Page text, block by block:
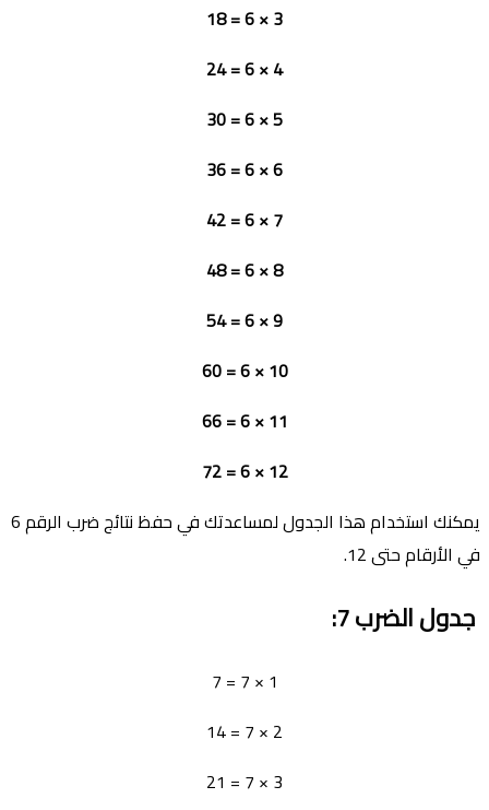
3 × 6 = 18
4 × 6 = 24
5 × 6 = 30
6 × 6 = 36
7 × 6 = 42
8 × 6 = 48
9 × 6 = 54
10 × 6 = 60
11 × 6 = 66
12 × 6 = 72
يمكنك استخدام هذا الجدول لمساعدتك في حفظ نتائج ضرب الرقم 6
في الأرقام حتى 12.
جدول الضرب7: